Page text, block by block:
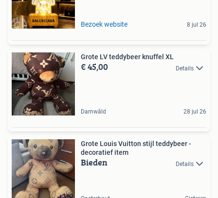
Bezoek website 8 jul 26
Grote LV teddybeer knuffel XL
€ 45,00 Details
Damwâld 28 jul 26
Grote Louis Vuitton stijl teddybeer -
decoratief item
Bieden Details